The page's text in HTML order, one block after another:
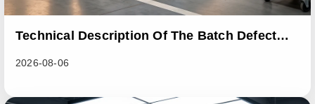
Technical Description Of The Batch Defect
2026-08-06